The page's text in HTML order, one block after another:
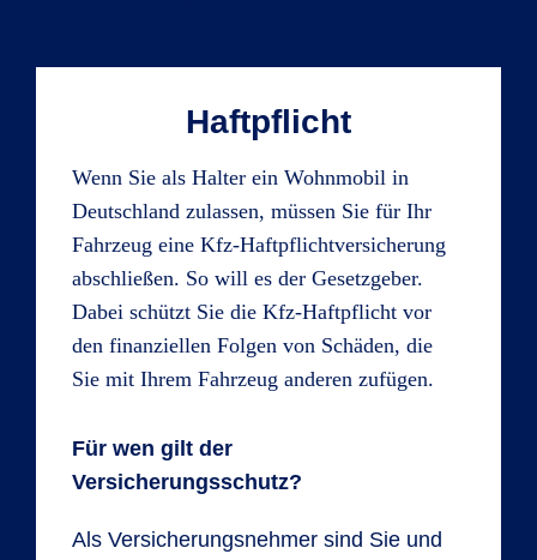
Haftpflicht
Wenn Sie als Halter ein Wohnmobil in
Deutschland zulassen, müssen Sie für Ihr
Fahrzeug eine Kfz-Haftpflichtversicherung
abschließen. So will es der Gesetzgeber.
Dabei schützt Sie die Kfz-Haftpflicht vor
den finanziellen Folgen von Schäden, die
Sie mit Ihrem Fahrzeug anderen zufügen.
Für wen gilt der
Versicherungsschutz?
Als Versicherungsnehmer sind Sie und